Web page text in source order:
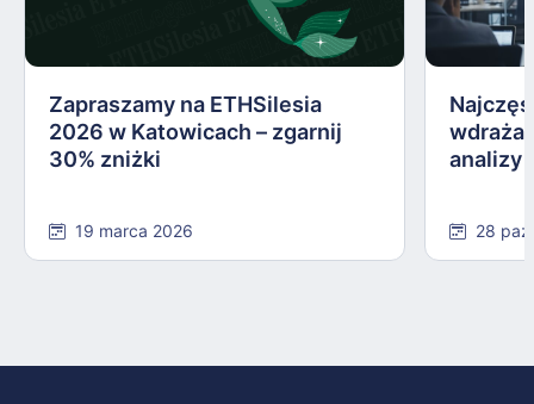
Zapraszamy na ETHSilesia
2026 w Katowicach – zgarnij
30% zniżki
19 marca 2026
analizy
28